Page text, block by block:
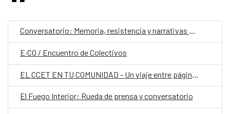
Conversatorio: Memoria, resistencia y narrativas contra el odio
E·CO / Encuentro de Colectivos
El Fuego Interior: Rueda de prensa y conversatorio